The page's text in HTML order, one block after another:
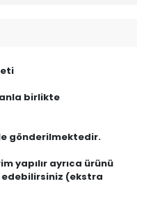
birlikte
gönderilmektedir.
yapılır ayrıca ürünü
(ekstra